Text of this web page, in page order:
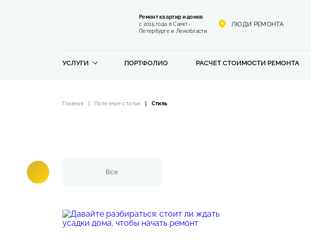
Ремонт квартир и домов
с 2015 года в Санкт-
Петербурге и Ленобласти
ЛЮДИ РЕМОНТА
УСЛУГИ ПОРТФОЛИО РАСЧЕТ СТОИМОСТИ РЕМОНТА
Главная Полезные статьи Стиль
Все